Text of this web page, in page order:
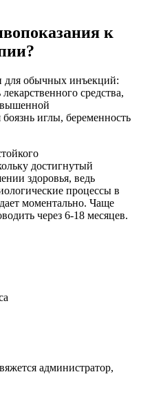
к
для обычных инъекций:
средства,
иглы, беременность
достигнутый
здоровья, ведь
процессы в
моментально. Чаще
через 6-18 месяцев.
администратор,